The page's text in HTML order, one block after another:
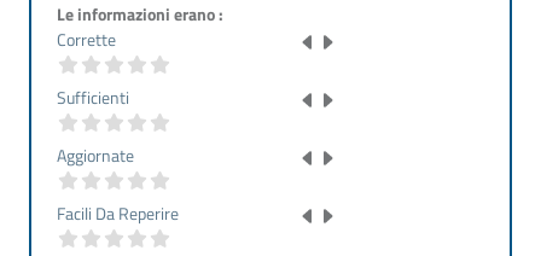
Le informazioni erano :
Corrette
Sufficienti
Aggiornate
Facili Da Reperire